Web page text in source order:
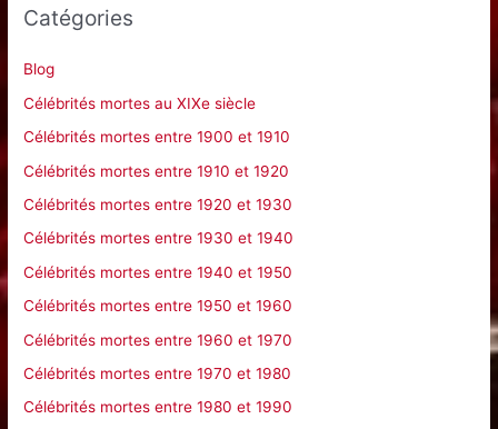
r
:
Catégories
Blog
Célébrités mortes au XIXe siècle
Célébrités mortes entre 1900 et 1910
Célébrités mortes entre 1910 et 1920
Célébrités mortes entre 1920 et 1930
Célébrités mortes entre 1930 et 1940
Célébrités mortes entre 1940 et 1950
Célébrités mortes entre 1950 et 1960
Célébrités mortes entre 1960 et 1970
Célébrités mortes entre 1970 et 1980
Célébrités mortes entre 1980 et 1990